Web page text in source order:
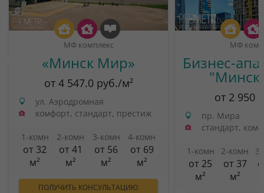
МФ комплекс
«Минск Мир»
от 4 547.0 руб./м²
ул. Аэродромная
комфорт, стандарт, престиж
1-комн
от 32
м²
2-комн
от 41
м²
3-комн
от 56
м²
4-комн
от 69
м²
ПОЛУЧИТЬ КОНСУЛЬТАЦИЮ
МФ
Бизнес-
от 2 950
пр. Мира
стандарт,
1-комн
от 25
м²
2-комн
от 37
м²